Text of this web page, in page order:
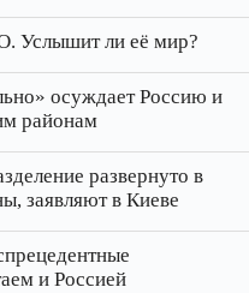
Услышит ли её мир?
осуждает Россию и
районам
развернуто в
заявляют в Киеве
и Россией